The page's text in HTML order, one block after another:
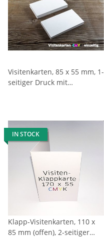
Visitenkarten, 85 x 55 mm, 1-
seitiger Druck mit
IN STOCK
Klapp-Visitenkarten, 110 x
85 mm (offen), 2-seitiger